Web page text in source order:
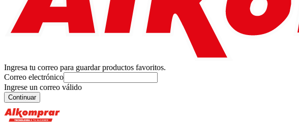
Ingresa tu correo para guardar productos favoritos.
Correo electrónico
Ingrese un correo válido
Continuar